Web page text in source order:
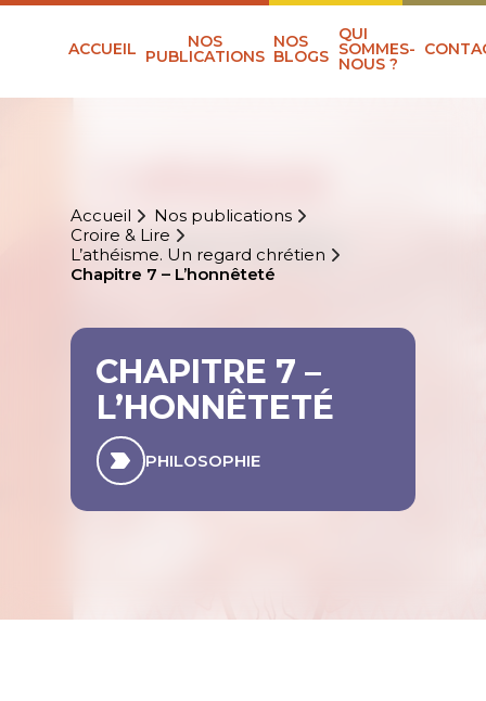
ACCUEIL NOS
PUBLICATIONS
NOS
BLOGS
QUI
SOMMES-
NOUS ?
Accueil
Nos publications
Croire & Lire
L’athéisme. Un regard chrétien
Chapitre 7 – L’honnêteté
CHAPITRE 7 –
L’HONNÊTETÉ
PHILOSOPHIE